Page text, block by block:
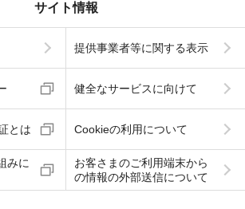
サイト情報
提供事業者等に関する表示
健全なサービスに向けて
とは Cookieの利用について
みに
お客さまのご利用端末から
の情報の外部送信について